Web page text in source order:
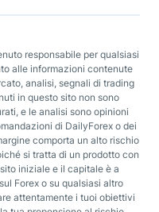
responsabile per qualsiasi
alle informazioni contenute
analisi, segnali di trading
in questo sito non sono
e le analisi sono opinioni
di DailyForex o dei
comporta un alto rischio
si tratta di un prodotto con
iniziale e il capitale è a
Forex o su qualsiasi altro
attentamente i tuoi obiettivi